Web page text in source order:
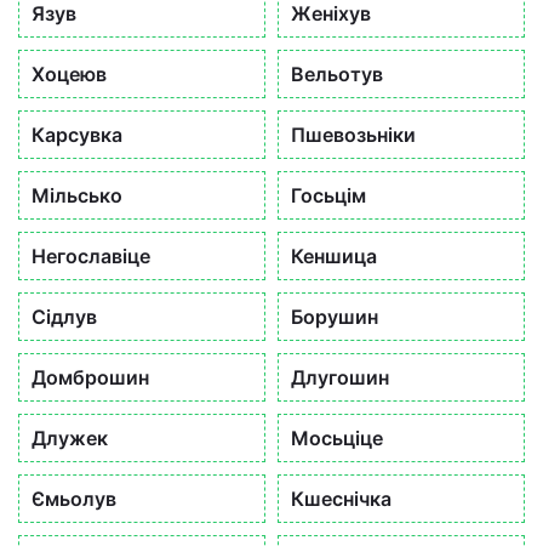
Язув Женіхув
Хоцеюв Вельотув
Карсувка Пшевозьніки
Мільсько Госьцім
Негославіце Кеншица
Сідлув Борушин
Домброшин Длугошин
Длужек Мосьціце
Ємьолув Кшеснічка